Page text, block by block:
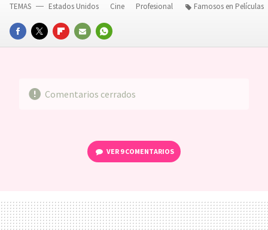
FACEBOOKTWITTERFLIPBOARD
E-
WHATSAPP
TEMAS Estados Unidos Cine Profesional Famosos en Películas
Comentarios cerrados
VER 9 COMENTARIOS